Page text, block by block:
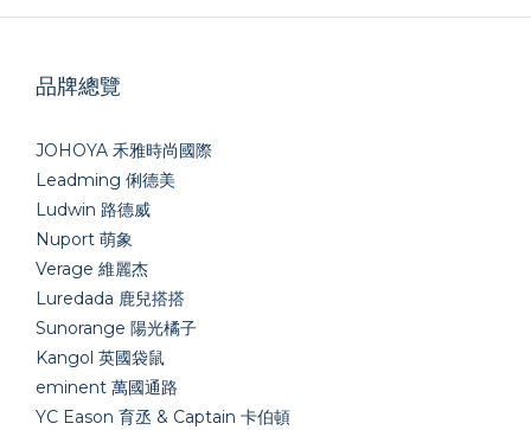
品牌總覽
JOHOYA 禾雅時尚國際
Leadming 俐德美
Ludwin 路德威
Nuport 萌象
Verage 維麗杰
Luredada 鹿兒搭搭
Sunorange 陽光橘子
Kangol 英國袋鼠
eminent 萬國通路
YC Eason 育丞 & Captain 卡伯頓